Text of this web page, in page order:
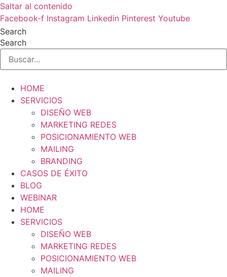
Saltar al contenido
Facebook-f Instagram Linkedin Pinterest Youtube
Search
Search
HOME
SERVICIOS
DISEÑO WEB
MARKETING REDES
POSICIONAMIENTO WEB
MAILING
BRANDING
CASOS DE ÉXITO
BLOG
WEBINAR
HOME
SERVICIOS
DISEÑO WEB
MARKETING REDES
POSICIONAMIENTO WEB
MAILING